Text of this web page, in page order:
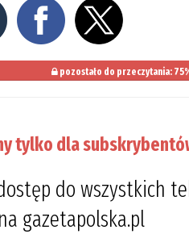
pozostało do przeczytania:
tylko dla
do wszystkich
gazetapolska.pl